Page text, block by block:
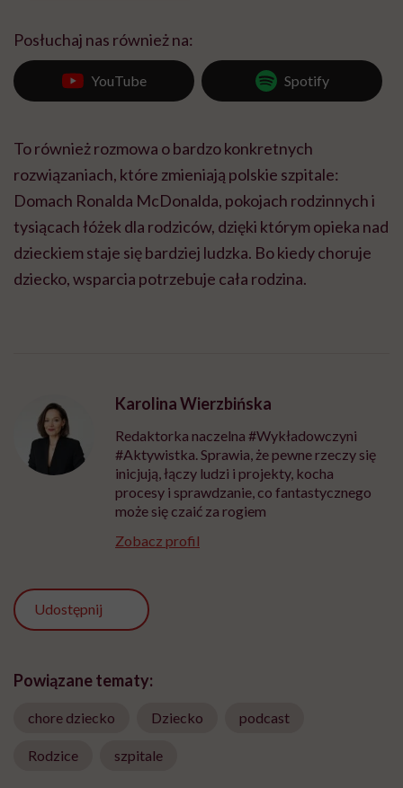
Posłuchaj nas również na:
YouTube Spotify
To również rozmowa o bardzo konkretnych
rozwiązaniach, które zmieniają polskie szpitale:
Domach Ronalda McDonalda, pokojach rodzinnych i
tysiącach łóżek dla rodziców, dzięki którym opieka nad
dzieckiem staje się bardziej ludzka. Bo kiedy choruje
dziecko, wsparcia potrzebuje cała rodzina.
Karolina Wierzbińska
Redaktorka naczelna #Wykładowczyni
#Aktywistka. Sprawia, że pewne rzeczy się
inicjują, łączy ludzi i projekty, kocha
procesy i sprawdzanie, co fantastycznego
może się czaić za rogiem
Zobacz profil
Udostępnij
Powiązane tematy:
chore dziecko Dziecko podcast
Rodzice szpitale